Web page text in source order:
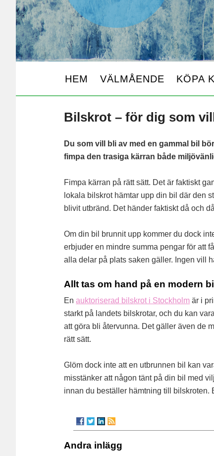
HEM VÄLMÅENDE KÖPA
Bilskrot – för dig som
Du som vill bli av med en gammal bil
fimpa den trasiga kärran både
Fimpa kärran på rätt sätt. Det är faktiskt
lokala bilskrot hämtar upp din bil där den
blivit utbränd. Det händer faktiskt då och
Om din bil brunnit upp kommer du dock
erbjuder en mindre summa pengar för att
alla delar på plats saken gäller. Ingen vill
Allt tas om hand på en modern
Enauktoriserad bilskrot i Stockholm är i
starkt på landets bilskrotar, och du kan
att göra bli återvunna. Det gäller även de
rätt sätt.
Glöm dock inte att en utbrunnen bil kan
misstänker att någon tänt på din bil med
innan du beställer hämtning till bilskroten.
Andra inlägg